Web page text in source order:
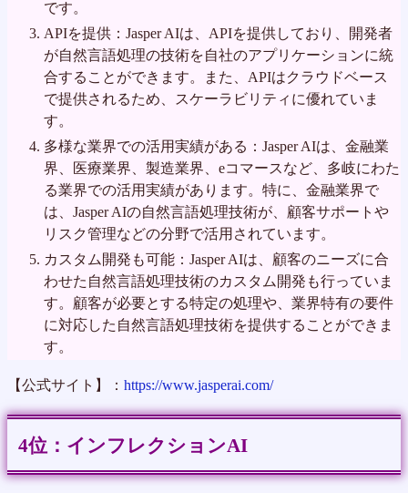
です。
APIを提供：Jasper AIは、APIを提供しており、開発者
が自然言語処理の技術を自社のアプリケーションに統
合することができます。また、APIはクラウドベース
で提供されるため、スケーラビリティに優れていま
す。
多様な業界での活用実績がある：Jasper AIは、金融業
界、医療業界、製造業界、eコマースなど、多岐にわた
る業界での活用実績があります。特に、金融業界で
は、Jasper AIの自然言語処理技術が、顧客サポートや
リスク管理などの分野で活用されています。
カスタム開発も可能：Jasper AIは、顧客のニーズに合
わせた自然言語処理技術のカスタム開発も行っていま
す。顧客が必要とする特定の処理や、業界特有の要件
に対応した自然言語処理技術を提供することができま
す。
【公式サイト】： https://www.jasperai.com/
インフレクションAI